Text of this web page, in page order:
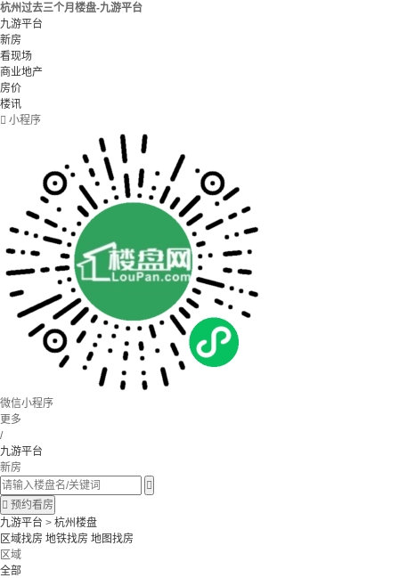
杭州过去三个月楼盘-九游平台
九游平台
新房
看现场
商业地产
房价
楼讯
 小程序
微信小程序
更多
/
九游平台
新房

 预约看房
九游平台 > 杭州楼盘
区域找房 地铁找房 地图找房
区域
全部